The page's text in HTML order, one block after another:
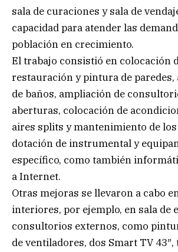
sala de curaciones y sala de
capacidad para atender las
población en crecimiento.
El trabajo consistió en colocación
restauración y pintura de
de baños, ampliación de
aberturas, colocación de
aires splits y mantenimiento de
dotación de instrumental y
específico, como también
a Internet.
Otras mejoras se llevaron a cabo
interiores, por ejemplo, en sala de
consultorios externos, como
de ventiladores, dos Smart TV